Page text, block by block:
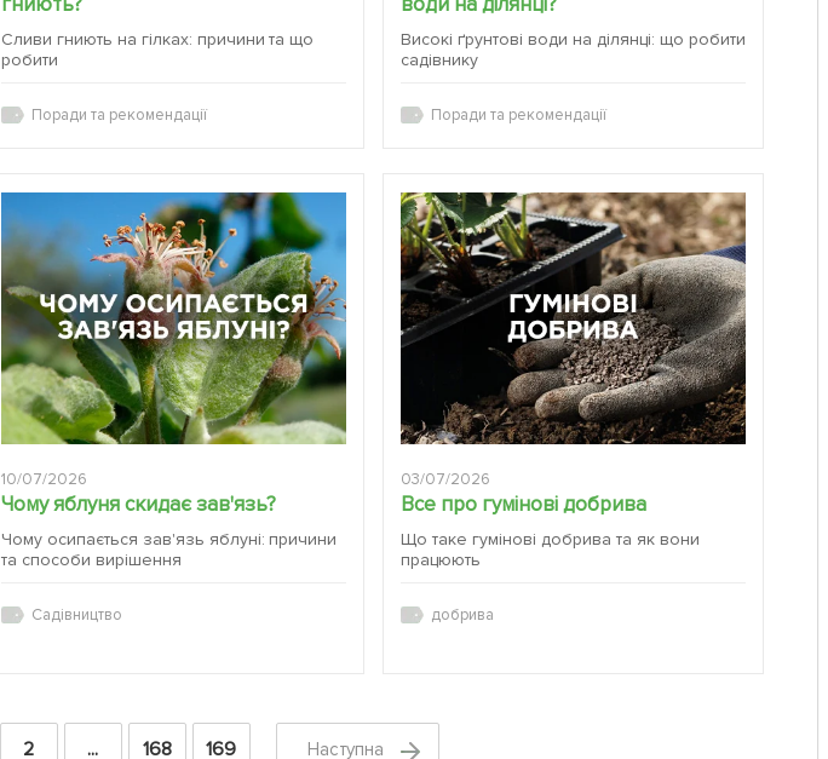
Сливи гниють на гілках: причини та що
робити
Поради та рекомендації
Високі ґрунтові води на ділянці: що робити
садівнику
Поради та рекомендації
10/07/2026
Чому яблуня скидає зав'язь?
Чому осипається зав'язь яблуні: причини
та способи вирішення
Садівництво
03/07/2026
Все про гумінові добрива
Що таке гумінові добрива та як вони
працюють
добрива
2 ... 168 169 Наступна